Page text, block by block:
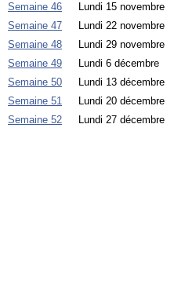
Semaine 46
Lundi 15 novembre
Semaine 47
Lundi 22 novembre
Semaine 48
Lundi 29 novembre
Semaine 49
Lundi 6 décembre
Semaine 50
Lundi 13 décembre
Semaine 51
Lundi 20 décembre
Semaine 52
Lundi 27 décembre